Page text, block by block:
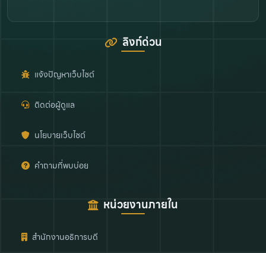
ลิงก์ด่วน
แจ้งปัญหาเว็บไซต์
ติดต่อผู้ดูแล
นโยบายเว็บไซต์
คำถามที่พบบ่อย
หน่วยงานภายใน
สำนักงานอธิการบดี